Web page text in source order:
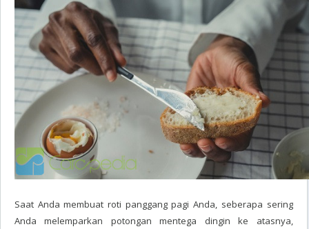
Saat Anda membuat roti panggang pagi Anda, seberapa sering
Anda melemparkan potongan mentega dingin ke atasnya,